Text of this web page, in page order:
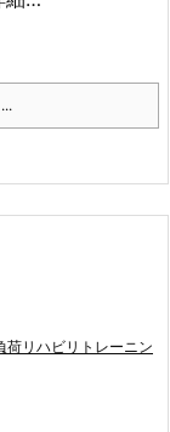
荷リハビリトレーニン